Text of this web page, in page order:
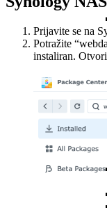
Prijavite se na
Potražite
instaliran.